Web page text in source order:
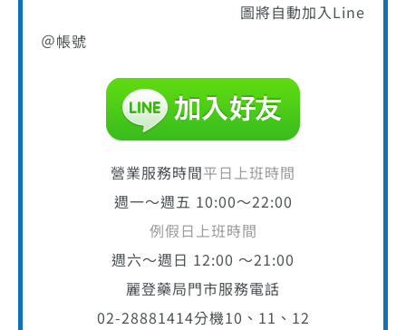
圖將自動加入Line
＠帳號
營業服務時間平日上班時間
週一～週五 10:00～22:00
例假日上班時間
週六～週日 12:00 ～21:00
麗登藥局門市服務電話
02-28881414分機10、11、12